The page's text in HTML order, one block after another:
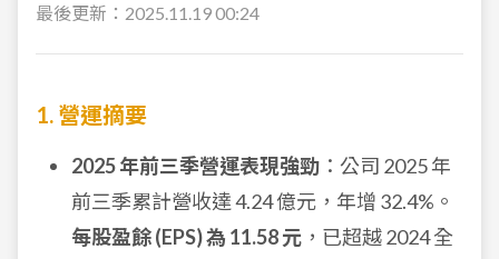
最後更新： 2025.11.19 00:24
1. 營運摘要
2025 年前三季營運表現強勁 ：公司 2025 年
前三季累計營收達 4.24 億元，年增 32.4%。
每股盈餘 (EPS) 為 11.58 元 ，已超越 2024 全